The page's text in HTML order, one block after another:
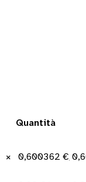
Quantità
× 0,600362 €/